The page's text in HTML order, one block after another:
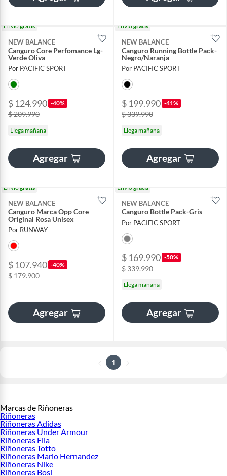
Envíogratis
NEW BALANCE
Canguro Core Perfomance Lg-
Verde Oliva
Por PACIFIC SPORT
$ 124.990 -40%
$ 209.990
Llega mañana
Agregar
Envíogratis
NEW BALANCE
Canguro Running Bottle Pack-
Negro/Naranja
Por PACIFIC SPORT
$ 199.990 -41%
$ 339.990
Llega mañana
Agregar
Envíogratis
NEW BALANCE
Canguro Marca Opp Core
Original Rosa Unisex
Por RUNWAY
$ 107.940 -40%
$ 179.900
Agregar
Envíogratis
NEW BALANCE
Canguro Bottle Pack-Gris
Por PACIFIC SPORT
$ 169.990 -50%
$ 339.990
Llega mañana
Agregar
1
Marcas de Riñoneras
Riñoneras
Riñoneras Adidas
Riñoneras Under Armour
Riñoneras Fila
Riñoneras Totto
Riñoneras Mario Hernandez
Riñoneras Nike
Riñoneras Bosi